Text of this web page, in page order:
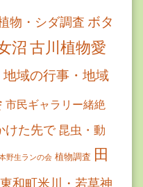
物・シダ調査 ボタ
沼古川植物愛
地域の行事・地域
市民ギャラリー緒絶
けた先で 昆虫・動
野生ランの会 植物調査 田
和町米川・若草神